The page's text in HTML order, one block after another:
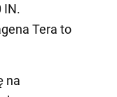
IN.
Tera to
na